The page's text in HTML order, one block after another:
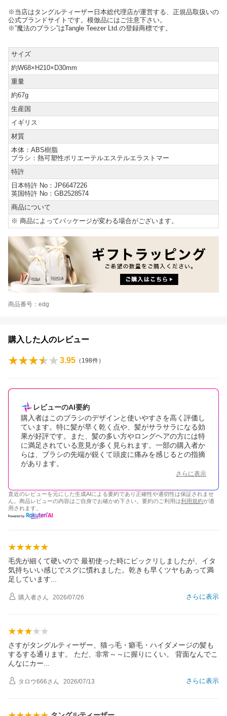
※当店はタングルティーザー日本総代理店が運営する、正規品取扱いの
公式ブランドサイトです。模倣品にはご注意下さい。
※”魔法のブラシ”はTangle Teezer Ltd.の登録商標です。
サイズ
約W68×H210×D30mm
重量
約67g
生産国
イギリス
材質
本体：ABS樹脂
ブラシ：熱可塑性ポリエーテルエステルエラストマー
特許
日本特許 No：JP6647226
英国特許 No：GB2528574
商品について
※ 商品によってパッケージが変わる場合がございます。
商品番号：edg
購入した人のレビュー
3.95 （ 198件）
レビューのAI要約
購入者はこのブラシのデザインと使いやすさを高く評価し
ています。特に髪が早く乾く点や、髪がサラサラになる効
果が好評です。また、髪の多い方やロングヘアの方には特
に満足されている意見が多く見られます。一部の購入者か
らは、ブラシの先端が鋭くて頭皮に痛みを感じるとの指摘
があります。
さらに表示
直近のレビューを元にした生成AIによる要約であり正確性や適切性は保証されませ
ん。商品レビューの内容はご自身でお確かめ下さい。要約のご利用は利用規約が適
用されます。
毛先が細くて硬いので 最初使った時にビックリしましたが、イタ
気持ちいい感じでスグに慣れました。乾きも早くツヤもあって満
足しています
さらに表示
購入者さん 2026/07/26
さすがタングルティーザー、猫っ毛・癖毛・ハイダメージの髪も
するする通ります。 ただ、非常～～に握りにくい。 背面なんでこ
んなにカー
さらに表示
タロウ666さん 2026/07/13